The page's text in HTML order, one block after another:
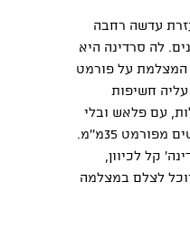
עדשה רחבה
לה סרדינה היא
על פורמט
עליה חשיפות
עם פלאש ובלי
פלאש, ביום ובלילה ובסרטים מפורמט 35מ''מ.
קל לכיוון,
לצלם במצלמה